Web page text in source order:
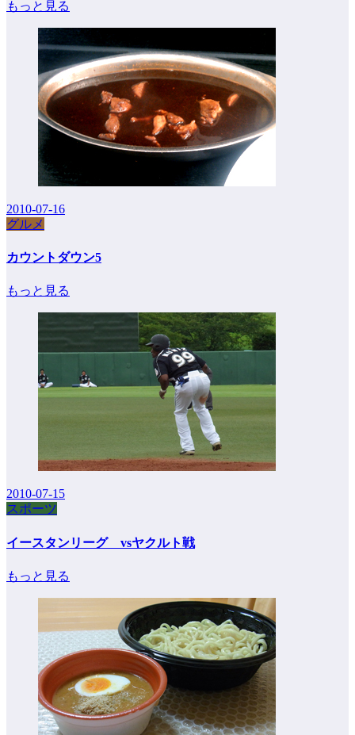
もっと見る
2010-07-16
グルメ
カウントダウン5
もっと見る
2010-07-15
スポーツ
イースタンリーグ vsヤクルト戦
もっと見る